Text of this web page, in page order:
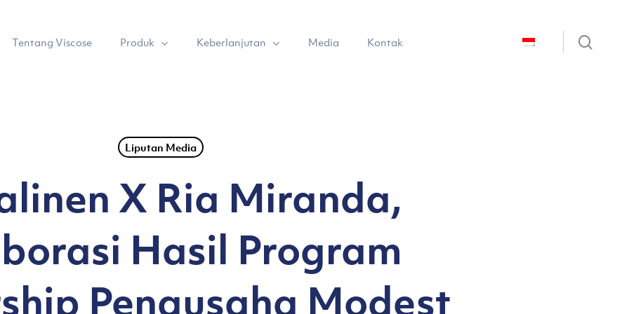
Tentang Viscose Produk Keberlanjutan Media Kontak
Liputan Media
X Ria Miranda,
Hasil Program
Pengusaha Modest